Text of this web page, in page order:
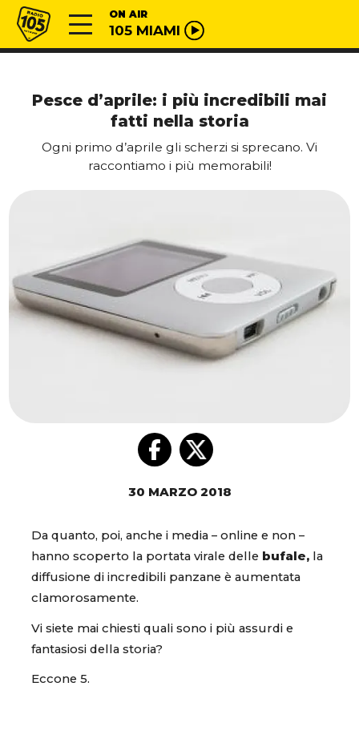
Vai al contenuto
Radio 105 ON AIR
105 MIAMI
Pesce d’aprile: i più incredibili mai
fatti nella storia
Ogni primo d’aprile gli scherzi si sprecano. Vi
raccontiamo i più memorabili!
30 MARZO 2018
Da quanto, poi, anche i media – online e non –
hanno scoperto la portata virale delle bufale, la
diffusione di incredibili panzane è aumentata
clamorosamente.
Vi siete mai chiesti quali sono i più assurdi e
fantasiosi della storia?
Eccone 5.